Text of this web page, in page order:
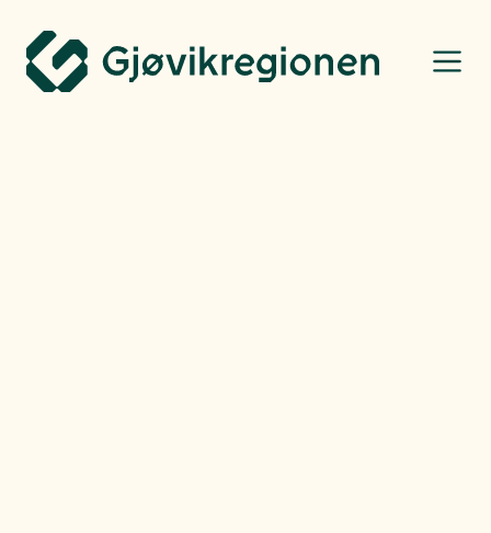
Gjøvikregionen Utvikling